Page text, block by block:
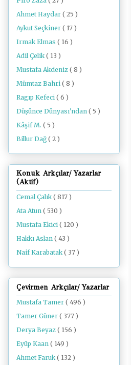
Ahmet Haydar ( 25 )
Aykut Seçkiner ( 17 )
Irmak Elmas ( 16 )
Adil Çelik ( 13 )
Mustafa Akdeniz ( 8 )
Mümtaz Bahri ( 8 )
Ragıp Kefeci ( 6 )
Düşünce Dünyası'ndan ( 5 )
Kâşif M. ( 5 )
Billur Dağ ( 2 )
Konuk Arkçılar/ Yazarlar
(Aktif)
Cemal Çalık( 817 )
Ata Atun ( 530 )
Mustafa Ekici ( 120 )
Hakkı Aslan ( 43 )
Naif Karabatak( 37 )
Çevirmen Arkçılar/ Yazarlar
Mustafa Tamer ( 496 )
Tamer Güner ( 377 )
Derya Beyaz ( 156 )
Eyüp Kaan ( 149 )
Ahmet Faruk ( 132 )